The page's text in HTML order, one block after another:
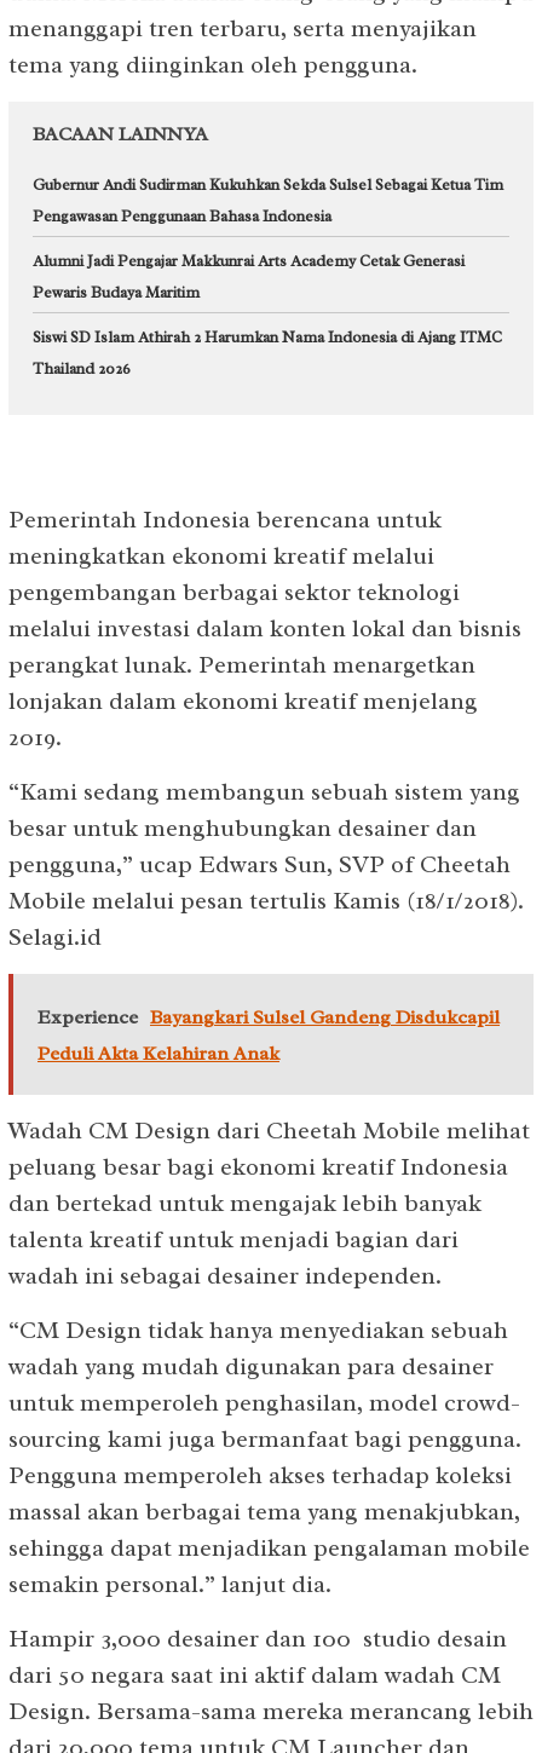
menanggapi tren terbaru, serta menyajikan
tema yang diinginkan oleh pengguna.
BACAAN LAINNYA
Gubernur Andi Sudirman Kukuhkan Sekda Sulsel Sebagai Ketua Tim
Pengawasan Penggunaan Bahasa Indonesia
Alumni Jadi Pengajar Makkunrai Arts Academy Cetak Generasi
Pewaris Budaya Maritim
Siswi SD Islam Athirah 2 Harumkan Nama Indonesia di Ajang ITMC
Thailand 2026
Pemerintah Indonesia berencana untuk
meningkatkan ekonomi kreatif melalui
pengembangan berbagai sektor teknologi
melalui investasi dalam konten lokal dan bisnis
perangkat lunak. Pemerintah menargetkan
lonjakan dalam ekonomi kreatif menjelang
2019.
“Kami sedang membangun sebuah sistem yang
besar untuk menghubungkan desainer dan
pengguna,” ucap Edwars Sun, SVP of Cheetah
Mobile melalui pesan tertulis Kamis (18/1/2018).
Selagi.id
Experience Bayangkari Sulsel Gandeng Disdukcapil
Peduli Akta Kelahiran Anak
Wadah CM Design dari Cheetah Mobile melihat
peluang besar bagi ekonomi kreatif Indonesia
dan bertekad untuk mengajak lebih banyak
talenta kreatif untuk menjadi bagian dari
wadah ini sebagai desainer independen.
“CM Design tidak hanya menyediakan sebuah
wadah yang mudah digunakan para desainer
untuk memperoleh penghasilan, model crowd-
sourcing kami juga bermanfaat bagi pengguna.
Pengguna memperoleh akses terhadap koleksi
massal akan berbagai tema yang menakjubkan,
sehingga dapat menjadikan pengalaman mobile
semakin personal.” lanjut dia.
Hampir 3,000 desainer dan 100 studio desain
dari 50 negara saat ini aktif dalam wadah CM
Design. Bersama-sama mereka merancang lebih
dari 20,000 tema untuk CM Launcher dan